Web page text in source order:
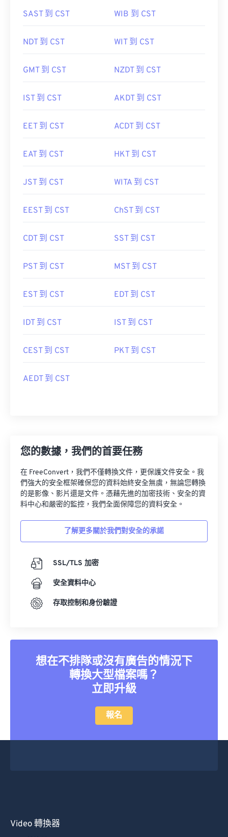
SAST 到 CST WIB 到 CST
NDT 到 CST WIT 到 CST
GMT 到 CST NZDT 到 CST
IST 到 CST AKDT 到 CST
EET 到 CST ACDT 到 CST
EAT 到 CST HKT 到 CST
JST 到 CST WITA 到 CST
EEST 到 CST ChST 到 CST
CDT 到 CST SST 到 CST
PST 到 CST MST 到 CST
EST 到 CST EDT 到 CST
IDT 到 CST IST 到 CST
CEST 到 CST PKT 到 CST
AEDT 到 CST
您的數據，我們的首要任務
在 FreeConvert，我們不僅轉換文件，更保護文件安全。我
們強大的安全框架確保您的資料始終安全無虞，無論您轉換
的是影像、影片還是文件。憑藉先進的加密技術、安全的資
料中心和嚴密的監控，我們全面保障您的資料安全。
了解更多關於我們對安全的承諾
SSL/TLS 加密
安全資料中心
存取控制和身份驗證
想在不排隊或沒有廣告的情況下
轉換大型檔案嗎？
立即升級
報名
Video 轉換器